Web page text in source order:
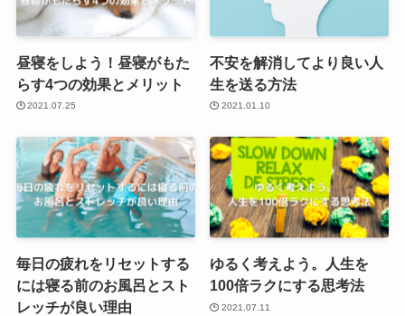
昼寝をしよう！昼寝がもた
らす4つの効果とメリット
2021.07.25
不安を解消してより良い人
生を送る方法
2021.01.10
毎日の疲れをリセットする
には寝る前のお風呂とスト
レッチが良い理由
ゆるく考えよう。人生を
100倍ラクにする思考法
2021.07.11